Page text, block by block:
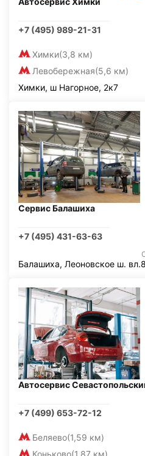
+7 (495) 989-21-31
Химки(3,8 км)
Левобережная(5,6 км)
Химки, ш Нагорное, 2к7
Сервис Балашиха
+7 (495) 431-63-63
Балашиха, Леоновское ш. вл.8
Автосервис
+7 (499) 653-72-12
Беляево(1,59 км)
Коньково(1,87 км)